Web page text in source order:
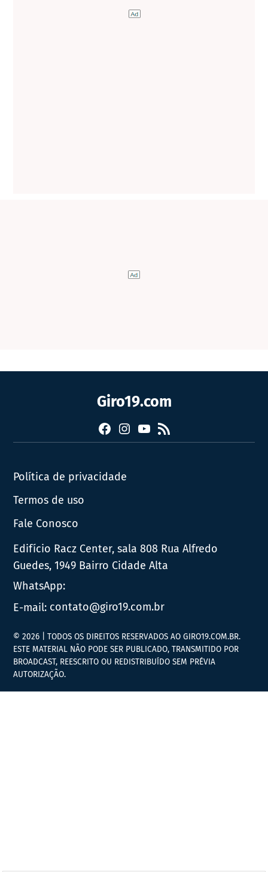
Giro19.com
FacebookInstagram
YouTube
RSS
Política de privacidade
Termos de uso
Fale Conosco
Edifício Racz Center, sala 808 Rua Alfredo
Guedes, 1949 Bairro Cidade Alta
WhatsApp:
E-mail: contato@giro19.com.br
© 2026 | TODOS OS DIREITOS RESERVADOS AO GIRO19.COM.BR.
ESTE MATERIAL NÃO PODE SER PUBLICADO, TRANSMITIDO POR
BROADCAST, REESCRITO OU REDISTRIBUÍDO SEM PRÉVIA
AUTORIZAÇÃO.